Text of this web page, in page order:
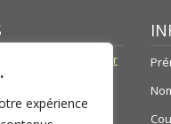
expérience
sacrées, baigné par
pour